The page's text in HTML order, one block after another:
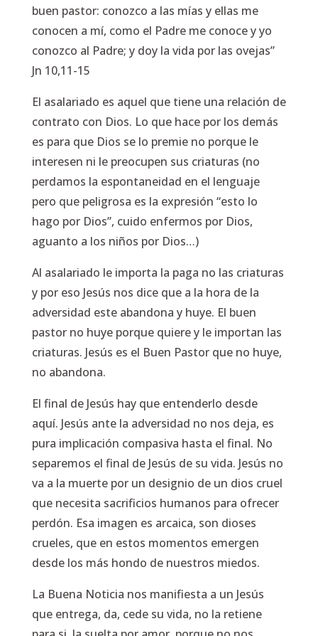
buen pastor: conozco a las mías y ellas me
conocen a mí, como el Padre me conoce y yo
conozco al Padre; y doy la vida por las ovejas”
Jn 10,11-15
El asalariado es aquel que tiene una relación de
contrato con Dios. Lo que hace por los demás
es para que Dios se lo premie no porque le
interesen ni le preocupen sus criaturas (no
perdamos la espontaneidad en el lenguaje
pero que peligrosa es la expresión “esto lo
hago por Dios”, cuido enfermos por Dios,
aguanto a los niños por Dios…)
Al asalariado le importa la paga no las criaturas
y por eso Jesús nos dice que a la hora de la
adversidad este abandona y huye. El buen
pastor no huye porque quiere y le importan las
criaturas. Jesús es el Buen Pastor que no huye,
no abandona.
El final de Jesús hay que entenderlo desde
aquí. Jesús ante la adversidad no nos deja, es
pura implicación compasiva hasta el final. No
separemos el final de Jesús de su vida. Jesús no
va a la muerte por un designio de un dios cruel
que necesita sacrificios humanos para ofrecer
perdón. Esa imagen es arcaica, son dioses
crueles, que en estos momentos emergen
desde los más hondo de nuestros miedos.
La Buena Noticia nos manifiesta a un Jesús
que entrega, da, cede su vida, no la retiene